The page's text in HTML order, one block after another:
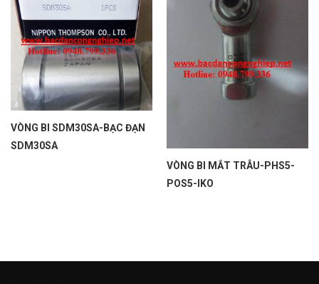
VÒNG BI SDM30SA-BẠC ĐẠN
SDM30SA
VÒNG BI MẮT TRÂU-PHS5-
POS5-IKO